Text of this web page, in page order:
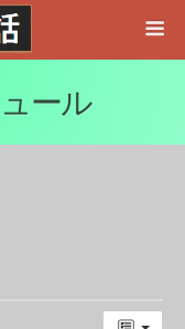
ール